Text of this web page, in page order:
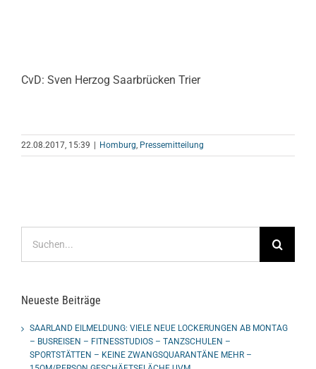
CvD: Sven Herzog Saarbrücken Trier
22.08.2017, 15:39 Homburg, Pressemitteilung
nach:
Neueste Beiträge
SAARLAND EILMELDUNG: VIELE NEUE LOCKERUNGEN AB MONTAG
– BUSREISEN – FITNESSTUDIOS – TANZSCHULEN –
SPORTSTÄTTEN – KEINE ZWANGSQUARANTÄNE MEHR –